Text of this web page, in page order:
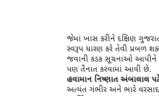
જેમાં ખાસ કરીને દક્ષિણ
સ્વરૂપ ધારણ કરે તેવી પ્રબળ
જવાની કડક સૂચનાઓ આપીને
પણ તૈનાત કરવામાં આવી છે.
હવામાન નિષ્ણાત અંબાલાલ
અત્યંત ગંભીર અને ભારે